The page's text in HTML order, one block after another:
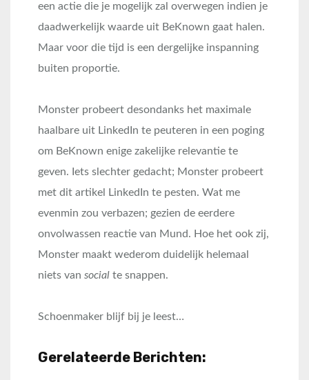
een actie die je mogelijk zal overwegen indien je
daadwerkelijk waarde uit BeKnown gaat halen.
Maar voor die tijd is een dergelijke inspanning
buiten proportie.
Monster probeert desondanks het maximale
haalbare uit LinkedIn te peuteren in een poging
om BeKnown enige zakelijke relevantie te
geven. Iets slechter gedacht; Monster probeert
met dit artikel LinkedIn te pesten. Wat me
evenmin zou verbazen; gezien de eerdere
onvolwassen reactie van Mund. Hoe het ook zij,
Monster maakt wederom duidelijk helemaal
niets van social te snappen.
Schoenmaker blijf bij je leest…
Gerelateerde Berichten: